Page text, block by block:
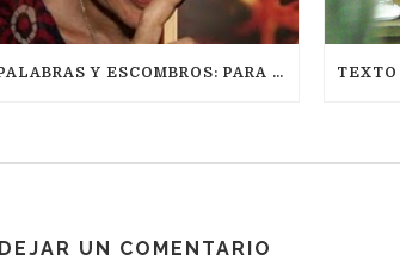
“PALABRAS Y ESCOMBROS: PARA NO PERDER EL HILO”
DEJAR UN COMENTARIO